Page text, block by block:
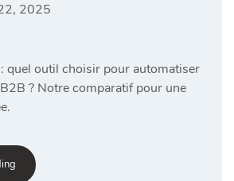
2025
quel outil choisir pour automatiser
? Notre comparatif pour une